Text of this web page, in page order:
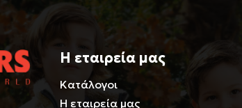
Η εταιρεία μας
Κατάλογοι
Η εταιρεία μας